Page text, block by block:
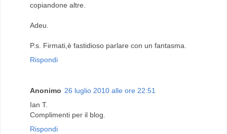
copiandone altre.
Adeu.
P.s. Firmati,è fastidioso parlare con un fantasma.
Rispondi
Anonimo 26 luglio 2010 alle ore 22:51
Ian T.
Complimenti per il blog.
Rispondi